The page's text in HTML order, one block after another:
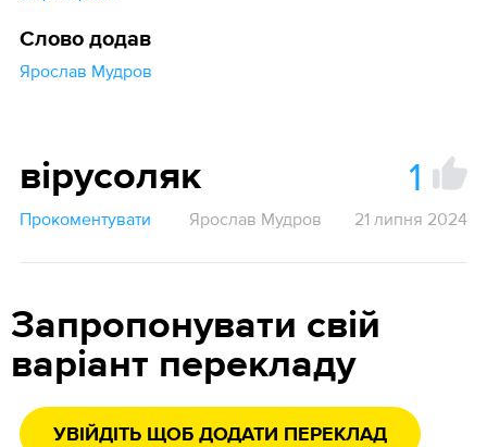
Слово додав
Ярослав Мудров
вірусоляк 1
Прокоментувати Ярослав Мудров 21 липня 2024
Запропонувати свій
варіант перекладу
УВІЙДІТЬ ЩОБ ДОДАТИ ПЕРЕКЛАД